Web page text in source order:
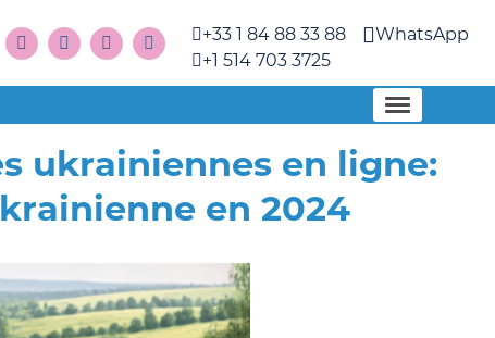
+33 1 84 88 33 88
+1 514 703 3725
WhatsApp
ukrainiennes en ligne:
en 2024